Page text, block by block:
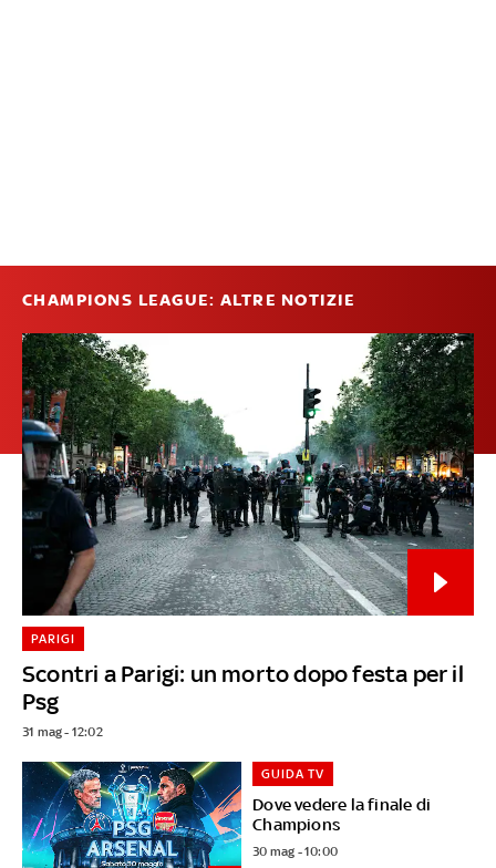
CHAMPIONS LEAGUE: ALTRE NOTIZIE
Scontri a Parigi: un morto dopo festa per il
Psg
PARIGI
31 mag - 12:02
Dove vedere la finale di
Champions
GUIDA TV
30 mag - 10:00